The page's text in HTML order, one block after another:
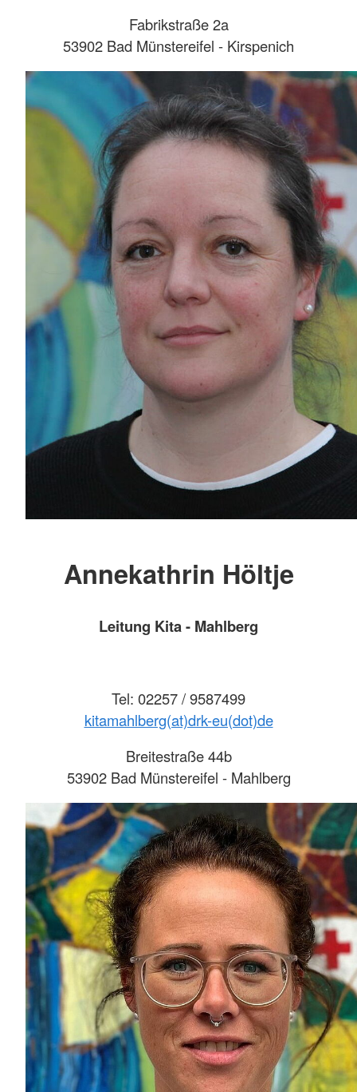
Fabrikstraße 2a
53902 Bad Münstereifel - Kirspenich
Annekathrin Höltje
Leitung Kita - Mahlberg
Tel: 02257 / 9587499
kitamahlberg(at)drk-eu(dot)de
Breitestraße 44b
53902 Bad Münstereifel - Mahlberg